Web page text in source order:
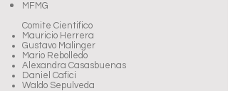
MFMG
Comite Cientifico
Mauricio Herrera
Gustavo Malinger
Mario Rebolledo
Alexandra Casasbuenas
Daniel Cafici
Waldo Sepulveda